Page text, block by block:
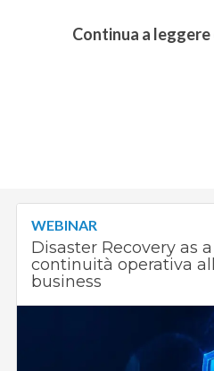
Continua a
WEBINAR
Disaster Recovery as
continuità operativa
business